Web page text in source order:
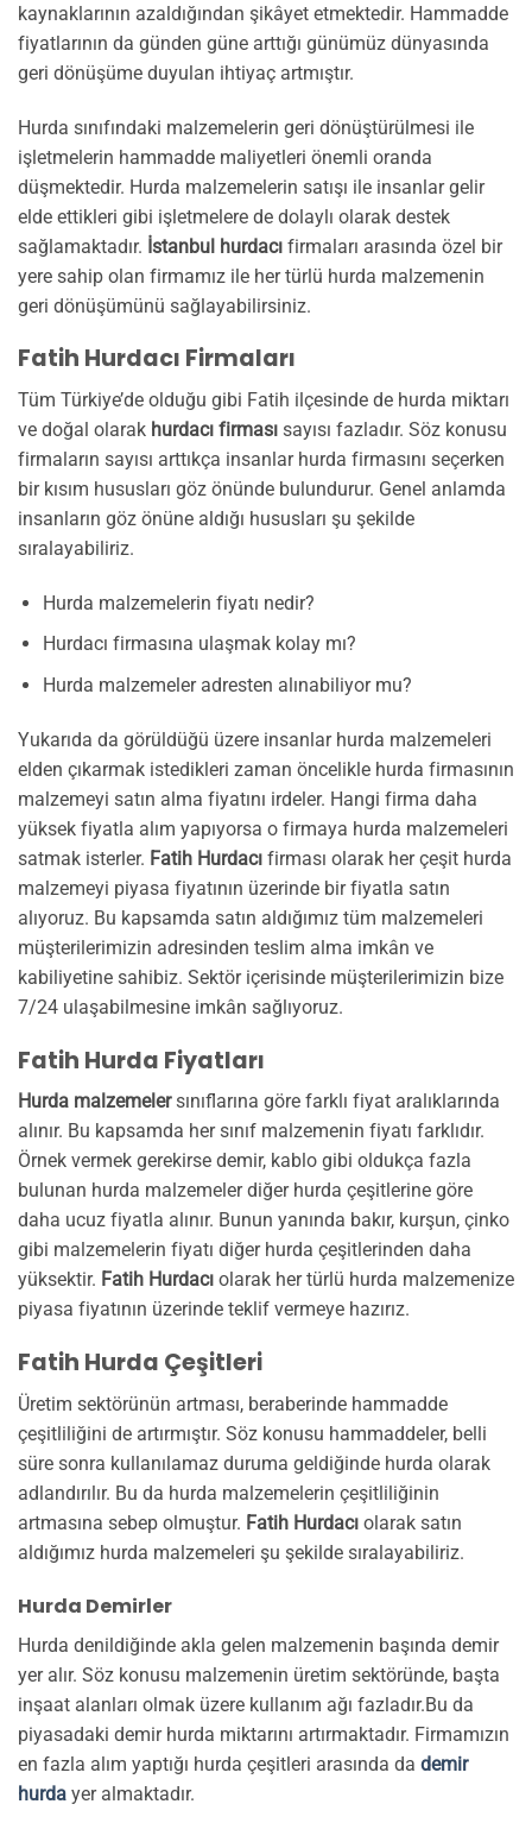
kaynaklarının azaldığından şikâyet etmektedir. Hammadde
fiyatlarının da günden güne arttığı günümüz dünyasında
geri dönüşüme duyulan ihtiyaç artmıştır.
Hurda sınıfındaki malzemelerin geri dönüştürülmesi ile
işletmelerin hammadde maliyetleri önemli oranda
düşmektedir. Hurda malzemelerin satışı ile insanlar gelir
elde ettikleri gibi işletmelere de dolaylı olarak destek
sağlamaktadır. İstanbul hurdacı firmaları arasında özel bir
yere sahip olan firmamız ile her türlü hurda malzemenin
geri dönüşümünü sağlayabilirsiniz.
Fatih Hurdacı Firmaları
Tüm Türkiye’de olduğu gibi Fatih ilçesinde de hurda miktarı
ve doğal olarak hurdacı firması sayısı fazladır. Söz konusu
firmaların sayısı arttıkça insanlar hurda firmasını seçerken
bir kısım hususları göz önünde bulundurur. Genel anlamda
insanların göz önüne aldığı hususları şu şekilde
sıralayabiliriz.
Hurda malzemelerin fiyatı nedir?
Hurdacı firmasına ulaşmak kolay mı?
Hurda malzemeler adresten alınabiliyor mu?
Yukarıda da görüldüğü üzere insanlar hurda malzemeleri
elden çıkarmak istedikleri zaman öncelikle hurda firmasının
malzemeyi satın alma fiyatını irdeler. Hangi firma daha
yüksek fiyatla alım yapıyorsa o firmaya hurda malzemeleri
satmak isterler. Fatih Hurdacı firması olarak her çeşit hurda
malzemeyi piyasa fiyatının üzerinde bir fiyatla satın
alıyoruz. Bu kapsamda satın aldığımız tüm malzemeleri
müşterilerimizin adresinden teslim alma imkân ve
kabiliyetine sahibiz. Sektör içerisinde müşterilerimizin bize
7/24 ulaşabilmesine imkân sağlıyoruz.
Fatih Hurda Fiyatları
Hurda malzemelersınıflarına göre farklı fiyat aralıklarında
alınır. Bu kapsamda her sınıf malzemenin fiyatı farklıdır.
Örnek vermek gerekirse demir, kablo gibi oldukça fazla
bulunan hurda malzemeler diğer hurda çeşitlerine göre
daha ucuz fiyatla alınır. Bunun yanında bakır, kurşun, çinko
gibi malzemelerin fiyatı diğer hurda çeşitlerinden daha
yüksektir. Fatih Hurdacı olarak her türlü hurda malzemenize
piyasa fiyatının üzerinde teklif vermeye hazırız.
Fatih Hurda Çeşitleri
Üretim sektörünün artması, beraberinde hammadde
çeşitliliğini de artırmıştır. Söz konusu hammaddeler, belli
süre sonra kullanılamaz duruma geldiğinde hurda olarak
adlandırılır. Bu da hurda malzemelerin çeşitliliğinin
artmasına sebep olmuştur. Fatih Hurdacı olarak satın
aldığımız hurda malzemeleri şu şekilde sıralayabiliriz.
Hurda Demirler
Hurda denildiğinde akla gelen malzemenin başında demir
yer alır. Söz konusu malzemenin üretim sektöründe, başta
inşaat alanları olmak üzere kullanım ağı fazladır.Bu da
piyasadaki demir hurda miktarını artırmaktadır. Firmamızın
en fazla alım yaptığı hurda çeşitleri arasında da demir
hurda yer almaktadır.